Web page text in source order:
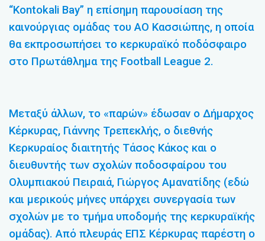
“Kontokali Bay” η επίσημη παρουσίαση της
καινούργιας ομάδας του ΑΟ Κασσιώπης, η οποία
θα εκπροσωπήσει το κερκυραϊκό ποδόσφαιρο
στο Πρωτάθλημα της Football League 2.
Μεταξύ άλλων, το «παρών» έδωσαν ο Δήμαρχος
Κέρκυρας, Γιάννης Τρεπεκλής, ο διεθνής
Κερκυραίος διαιτητής Τάσος Κάκος και ο
διευθυντής των σχολών ποδοσφαίρου του
Ολυμπιακού Πειραιά, Γιώργος Αμανατίδης (εδώ
και μερικούς μήνες υπάρχει συνεργασία των
σχολών με το τμήμα υποδομής της κερκυραϊκής
ομάδας). Από πλευράς ΕΠΣ Κέρκυρας παρέστη ο